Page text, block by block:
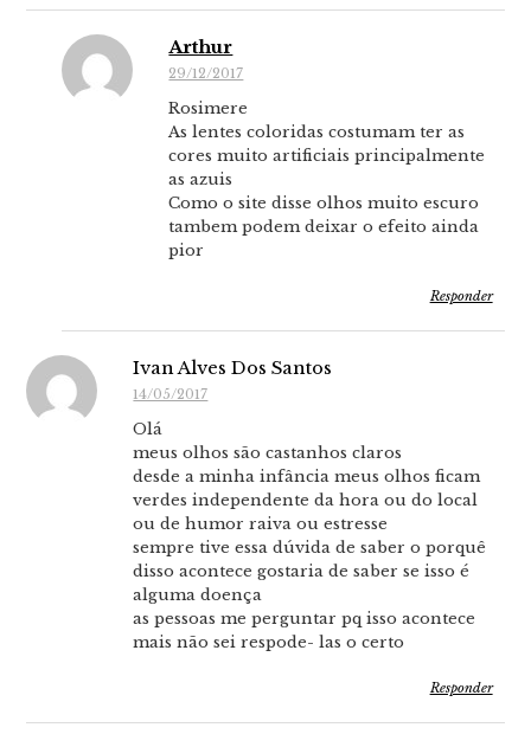
Arthur
29/12/2017
Rosimere
As lentes coloridas costumam ter as
cores muito artificiais principalmente
as azuis
Como o site disse olhos muito escuro
tambem podem deixar o efeito ainda
pior
Responder
Ivan Alves Dos Santos
14/05/2017
Olá
meus olhos são castanhos claros
desde a minha infância meus olhos ficam
verdes independente da hora ou do local
ou de humor raiva ou estresse
sempre tive essa dúvida de saber o porquê
disso acontece gostaria de saber se isso é
alguma doença
as pessoas me perguntar pq isso acontece
mais não sei respode- las o certo
Responder